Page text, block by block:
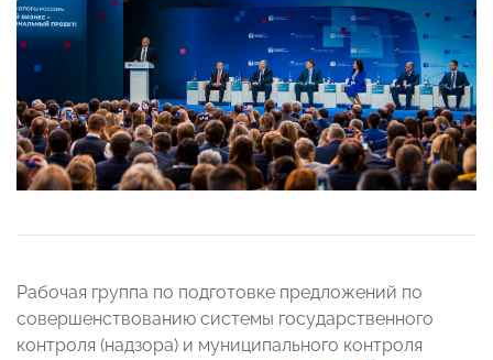
Рабочая группа по подготовке предложений по
совершенствованию системы государственного
контроля (надзора) и муниципального контроля